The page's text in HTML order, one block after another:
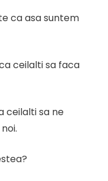
ca asa suntem
ceilalti sa faca
ceilalti sa ne